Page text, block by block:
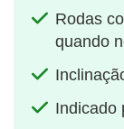
Rodas
quando
Indicado